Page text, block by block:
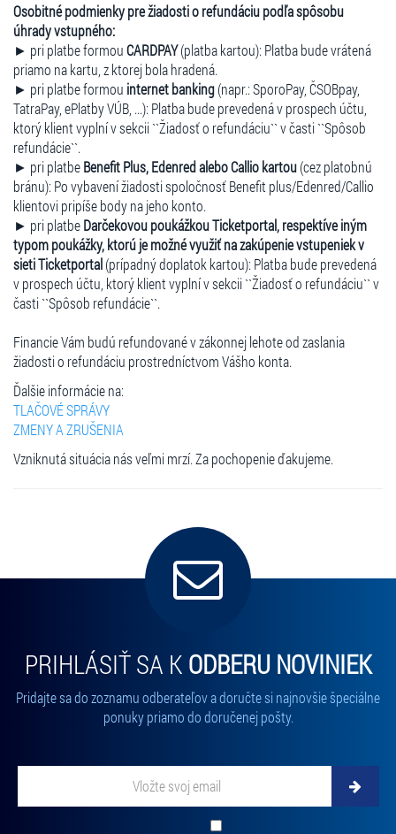
Osobitné podmienky pre žiadosti o refundáciu podľa spôsobu
úhrady vstupného:
► pri platbe formouCARDPAY(platba kartou): Platba bude vrátená
priamo na kartu, z ktorej bola hradená.
► pri platbe formou internet banking(napr.: SporoPay, ČSOBpay,
TatraPay, ePlatby VÚB, ...): Platba bude prevedená v prospech účtu,
ktorý klient vyplní v sekcii ``Žiadosť o refundáciu`` v časti ``Spôsob
refundácie``.
► pri platbeBenefit Plus, Edenred alebo Callio kartou(cez platobnú
bránu): Po vybavení žiadosti spoločnosť Benefit plus/Edenred/Callio
klientovi pripíše body na jeho konto.
► pri platbeDarčekovou poukážkou Ticketportal, respektíve iným
typom poukážky, ktorú je možné využiť na zakúpenie vstupeniek v
sieti Ticketportal(prípadný doplatok kartou): Platba bude prevedená
v prospech účtu, ktorý klient vyplní v sekcii ``Žiadosť o refundáciu`` v
časti ``Spôsob refundácie``.
Financie Vám budú refundované v zákonnej lehote od zaslania
žiadosti o refundáciu prostredníctvom Vášho konta.
Ďalšie informácie na:
TLAČOVÉ SPRÁVY
ZMENY A ZRUŠENIA
Vzniknutá situácia nás veľmi mrzí. Za pochopenie ďakujeme.
PRIHLÁSIŤ SA K ODBERU NOVINIEK
Pridajte sa do zoznamu odberateľov a doručte si najnovšie špeciálne
ponuky priamo do doručenej pošty.